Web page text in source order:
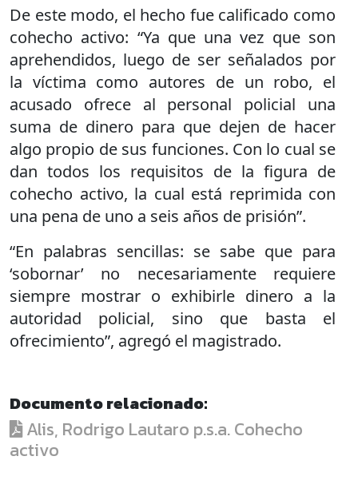
De este modo, el hecho fue calificado como
cohecho activo: “Ya que una vez que son
aprehendidos, luego de ser señalados por
la víctima como autores de un robo, el
acusado ofrece al personal policial una
suma de dinero para que dejen de hacer
algo propio de sus funciones. Con lo cual se
dan todos los requisitos de la figura de
cohecho activo, la cual está reprimida con
una pena de uno a seis años de prisión”.
“En palabras sencillas: se sabe que para
‘sobornar’ no necesariamente requiere
siempre mostrar o exhibirle dinero a la
autoridad policial, sino que basta el
ofrecimiento”, agregó el magistrado.
Documento relacionado:
Alis, Rodrigo Lautaro p.s.a. Cohecho
activo